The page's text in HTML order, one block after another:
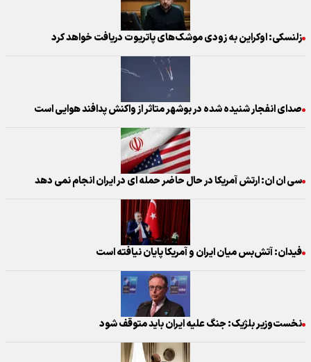
زلنسکی: اوکراین به زودی موشک‌های پاتریوت دریافت خواهد کرد
صدای انفجار شنیده شده در بوشهر متاثر از واکنش پدافند هوایی است
سی ان ان: ارتش آمریکا در حال حاضر حمله ای در ایران انجام نمی دهد
فیدان: آتش‌بس میان ایران و آمریکا پایان نیافته است
نخست‌وزیر بلژیک: جنگ علیه ایران باید متوقف شود